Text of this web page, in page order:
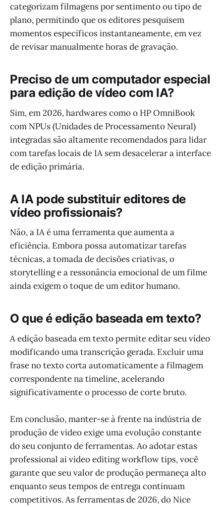
categorizam filmagens por sentimento ou tipo de
plano, permitindo que os editores pesquisem
momentos específicos instantaneamente, em vez
de revisar manualmente horas de gravação.
Preciso de um computador especial
para edição de vídeo com IA?
Sim, em 2026, hardwares como o HP OmniBook
com NPUs (Unidades de Processamento Neural)
integradas são altamente recomendados para lidar
com tarefas locais de IA sem desacelerar a interface
de edição primária.
A IA pode substituir editores de
vídeo profissionais?
Não, a IA é uma ferramenta que aumenta a
eficiência. Embora possa automatizar tarefas
técnicas, a tomada de decisões criativas, o
storytelling e a ressonância emocional de um filme
ainda exigem o toque de um editor humano.
O que é edição baseada em texto?
A edição baseada em texto permite editar seu vídeo
modificando uma transcrição gerada. Excluir uma
frase no texto corta automaticamente a filmagem
correspondente na timeline, acelerando
significativamente o processo de corte bruto.
Em conclusão, manter-se à frente na indústria de
produção de vídeo exige uma evolução constante
do seu conjunto de ferramentas. Ao adotar estas
professional ai video editing workflow tips, você
garante que seu valor de produção permaneça alto
enquanto seus tempos de entrega continuam
competitivos. As ferramentas de 2026, do Nice